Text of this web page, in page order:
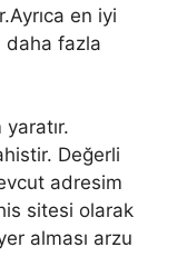
en iyi
daha fazla
Değerli
adresim
sitesi olarak
alması arzu